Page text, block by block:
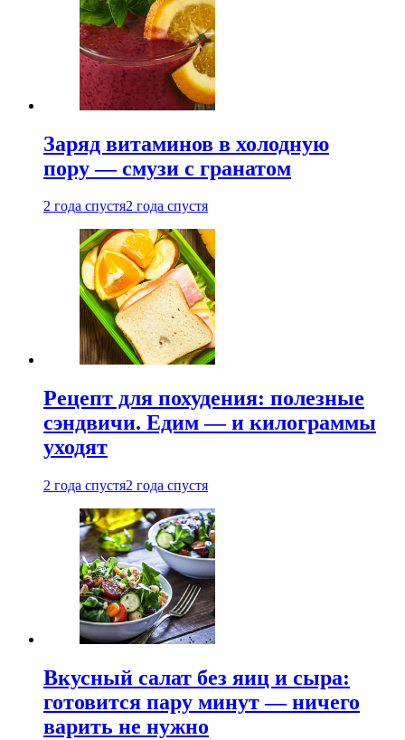
Заряд витаминов в холодную
пору — смузи с гранатом
2 года спустя2 года спустя
Рецепт для похудения: полезные
сэндвичи. Едим — и килограммы
уходят
2 года спустя2 года спустя
Вкусный салат без яиц и сыра:
готовится пару минут — ничего
варить не нужно